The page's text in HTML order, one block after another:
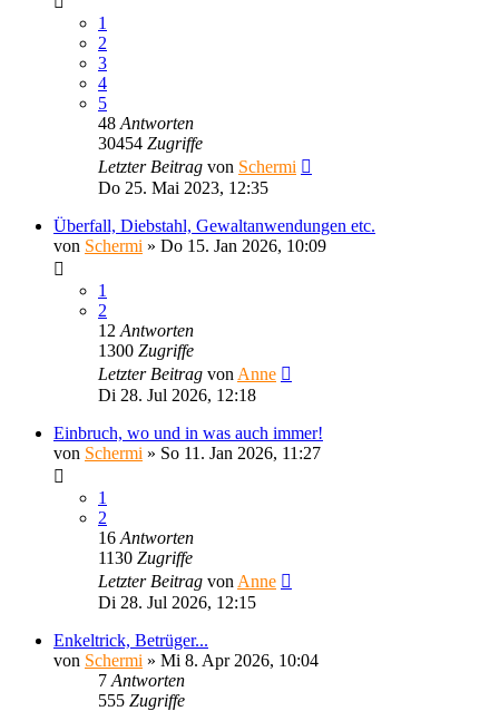
1
2
3
4
5
48 Antworten
30454 Zugriffe
Letzter Beitrag von Schermi
Do 25. Mai 2023, 12:35
Überfall, Diebstahl, Gewaltanwendungen etc.
von Schermi » Do 15. Jan 2026, 10:09
1
2
12 Antworten
1300 Zugriffe
Letzter Beitrag von Anne
Di 28. Jul 2026, 12:18
Einbruch, wo und in was auch immer!
von Schermi » So 11. Jan 2026, 11:27
1
2
16 Antworten
1130 Zugriffe
Letzter Beitrag von Anne
Di 28. Jul 2026, 12:15
Enkeltrick, Betrüger...
von Schermi » Mi 8. Apr 2026, 10:04
7 Antworten
555 Zugriffe